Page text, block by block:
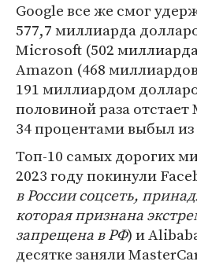
Google все же смог
577,7 миллиарда
Microsoft (502
Amazon (468
191 миллиардом
половиной раза отстает
34 процентами выбыл из
Топ-10 самых дорогих
2023 году покинули
в России соцсеть,
которая признана
запрещена в РФ) и
десятке заняли